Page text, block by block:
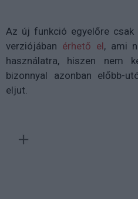
Az új funkció egyelőre csak
verziójában érhető el, ami
használatra, hiszen nem
bizonnyal azonban előbb-
eljut.